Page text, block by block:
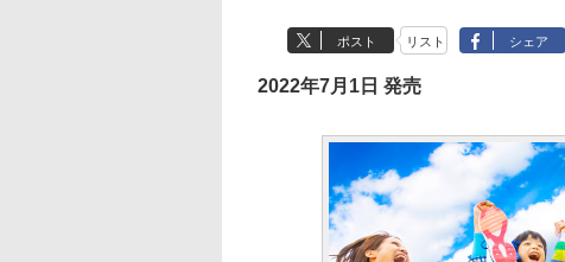
ポスト リスト シェア
2022年7月1日 発売